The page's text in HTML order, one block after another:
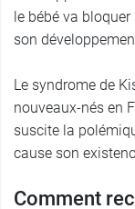
le bébé va
son
Le syndrome de
nouveaux-nés en
suscite la
cause son
Comment